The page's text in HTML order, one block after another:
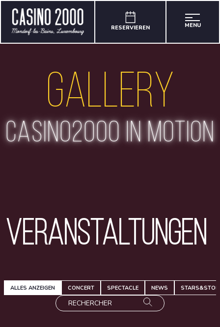
RESERVIEREN MENU
Gallery
casino2000 in motion
Veranstaltungen
ALLES ANZEIGEN CONCERT SPECTACLE NEWS